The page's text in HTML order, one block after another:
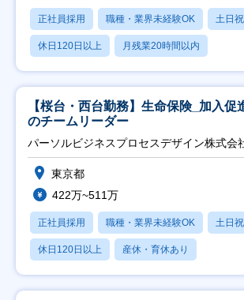
正社員採用 職種・業界未経験OK 土日
休日120日以上 月残業20時間以内
【桜台・西台勤務】生命保険_加入促
のチームリーダー
パーソルビジネスプロセスデザイン株式会
東京都
422万~511万
正社員採用 職種・業界未経験OK 土日
休日120日以上 産休・育休あり